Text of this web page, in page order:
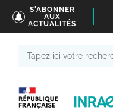
S'ABONNER
AUX
ACTUALITÉS